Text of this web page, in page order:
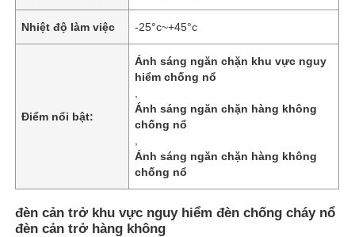
Nhiệt độ làm việc -25°c~+45°c
Điểm nổi bật:
Ánh sáng ngăn chặn khu vực nguy
hiểm chống nổ
Ánh sáng ngăn chặn hàng không
chống nổ
Ánh sáng ngăn chặn hàng không
chống nổ
đèn cản trở khu vực nguy hiểm đèn chống cháy nổ
đèn cản trở hàng không